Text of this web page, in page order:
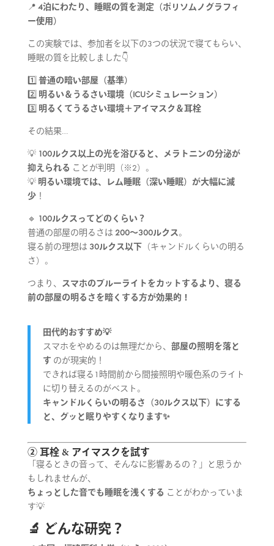
📍 4泊にわたり、睡眠の質を測定（ポリソムノグラフィ
ー使用）
この実験では、参加者を以下の3つの状況で寝てもらい、
睡眠の質を比較しました👇
1️⃣ 普通の暗い部屋（基準）
2️⃣ 明るい＆うるさい環境（ICUシミュレーション）
3️⃣ 明るくてうるさい環境＋アイマスク＆耳栓
その結果…
💡 100ルクス以上の光を浴びると、メラトニンの分泌が
抑えられる ことが判明（※2）。
💡 明るい環境では、レム睡眠（深い睡眠）が大幅に減
少！
🔹 100ルクスってどのくらい？
普通の部屋の明るさは 200〜300ルクス。
寝る前の理想は 30ルクス以下（キャンドルくらいの明る
さ）。
つまり、 スマホのブルーライトをカットするより、寝る
前の部屋の明るさを暗くする方が効果的！
田代的おすすめ💡
スマホをやめるのは無理だから、 部屋の照明を落と
す のが現実的！
できれば寝る1時間前から間接照明や暖色系のライト
に切り替えるのがベスト。
キャンドルくらいの明るさ（30ルクス以下）にする
と、グッと眠りやすくなります✨
② 耳栓 & アイマスクを試す
「寝るときの音って、そんなに影響あるの？」と思うか
もしれませんが、
ちょっとした音でも睡眠を浅くする ことがわかっていま
す💡
🔬 どんな研究？